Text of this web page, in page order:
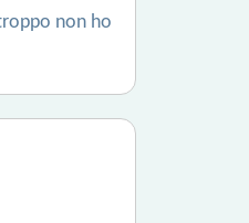
non ho